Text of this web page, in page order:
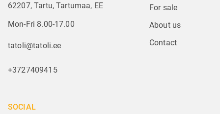
62207, Tartu, Tartumaa, EE
Mon-Fri 8.00-17.00
tatoli@tatoli.ee
+3727409415
For sale
About us
Contact
SOCIAL